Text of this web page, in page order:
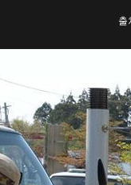
출